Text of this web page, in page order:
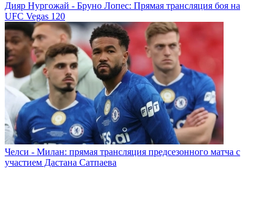
Дияр Нургожай - Бруно Лопес: Прямая трансляция боя на
UFC Vegas 120
Челси - Милан: прямая трансляция предсезонного матча с
участием Дастана Сатпаева